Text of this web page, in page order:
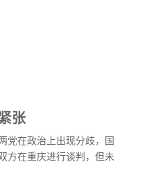
张
党在政治上出现分歧，国
方在重庆进行谈判，但未